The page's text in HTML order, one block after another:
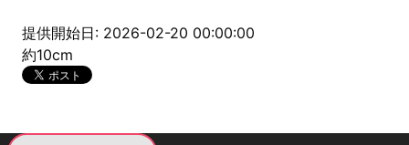
提供開始日: 2026-02-20 00:00:00
約10cm